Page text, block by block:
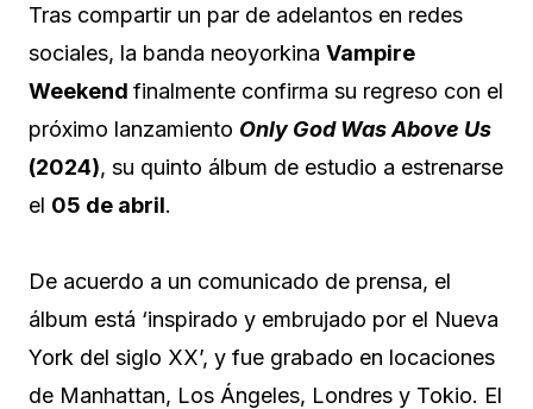
Tras compartir un par de adelantos en redes
sociales, la banda neoyorkina Vampire
Weekend finalmente confirma su regreso con el
próximo lanzamiento Only God Was Above Us
(2024), su quinto álbum de estudio a estrenarse
el 05 de abril.
De acuerdo a un comunicado de prensa, el
álbum está ‘inspirado y embrujado por el Nueva
York del siglo XX’, y fue grabado en locaciones
de Manhattan, Los Ángeles, Londres y Tokio. El